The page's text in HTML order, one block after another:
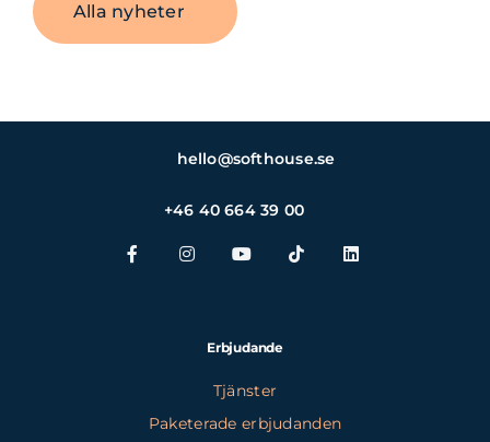
Alla nyheter
hello@softhouse.se
+46 40 664 39 00
Erbjudande
Tjänster
Paketerade erbjudanden